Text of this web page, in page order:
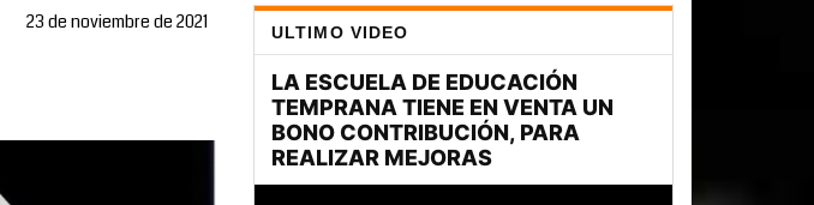
23 de noviembre de 2021 ULTIMO VIDEO